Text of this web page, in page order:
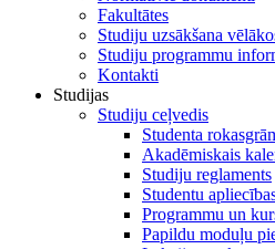
Fakultātes
Studiju uzsākšana
Studiju programmu
Kontakti
Studijas
Studiju ceļvedis
Studenta
Akadēmiskais
Studiju reglaments
Studentu
Programmu un
Papildu moduļu